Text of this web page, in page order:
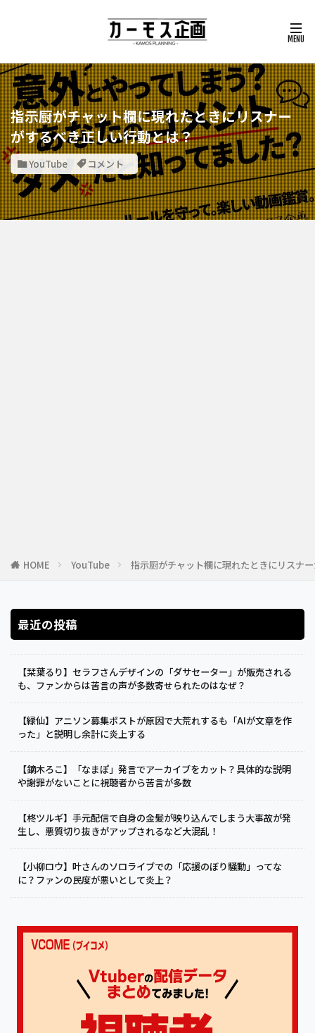
指示厨がチャット欄に現れたときにリスナー
がするべき正しい行動とは？
YouTube コメント
HOME YouTube 指示厨がチャット欄に現れたときにリスナ
最近の投稿
【栞葉るり】セラフさんデザインの「ダサセーター」が販売される
も、ファンからは苦言の声が多数寄せられたのはなぜ？
【緑仙】アニソン募集ポストが原因で大荒れするも「AIが文章を作
った」と説明し余計に炎上する
【鏑木ろこ】「なまぽ」発言でアーカイブをカット？具体的な説明
や謝罪がないことに視聴者から苦言が多数
【柊ツルギ】手元配信で自身の金髪が映り込んでしまう大事故が発
生し、悪質切り抜きがアップされるなど大混乱！
【小柳ロウ】叶さんのソロライブでの「応援のぼり騒動」ってな
に？ファンの民度が悪いとして炎上？